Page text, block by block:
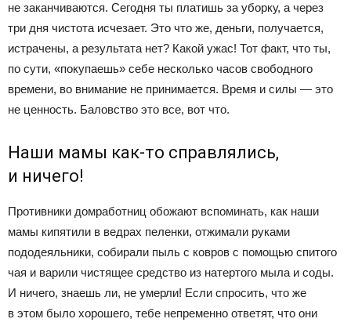
не заканчиваются. Сегодня ты платишь за уборку, а через
три дня чистота исчезает. Это что же, деньги, получается,
истрачены, а результата нет? Какой ужас! Тот факт, что ты,
по сути, «покупаешь» себе несколько часов свободного
времени, во внимание не принимается. Время и силы — это
не ценность. Баловство это все, вот что.
Наши мамы как-то справлялись,
и ничего!
Противники домработниц обожают вспоминать, как наши
мамы кипятили в ведрах пеленки, отжимали руками
пододеяльники, собирали пыль с ковров с помощью спитого
чая и варили чистящее средство из натертого мыла и соды.
И ничего, знаешь ли, не умерли! Если спросить, что же
в этом было хорошего, тебе непременно ответят, что они